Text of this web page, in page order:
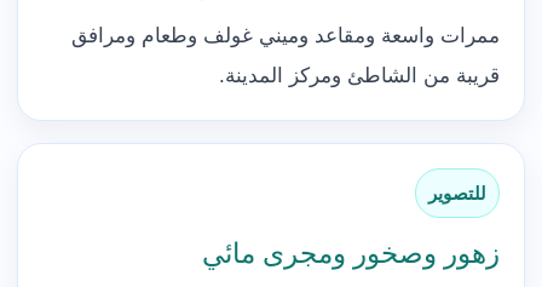
ممرات واسعة ومقاعد وميني غولف وطعام ومرافق
قريبة من الشاطئ ومركز المدينة.
للتصوير
زهور وصخور ومجرى مائي